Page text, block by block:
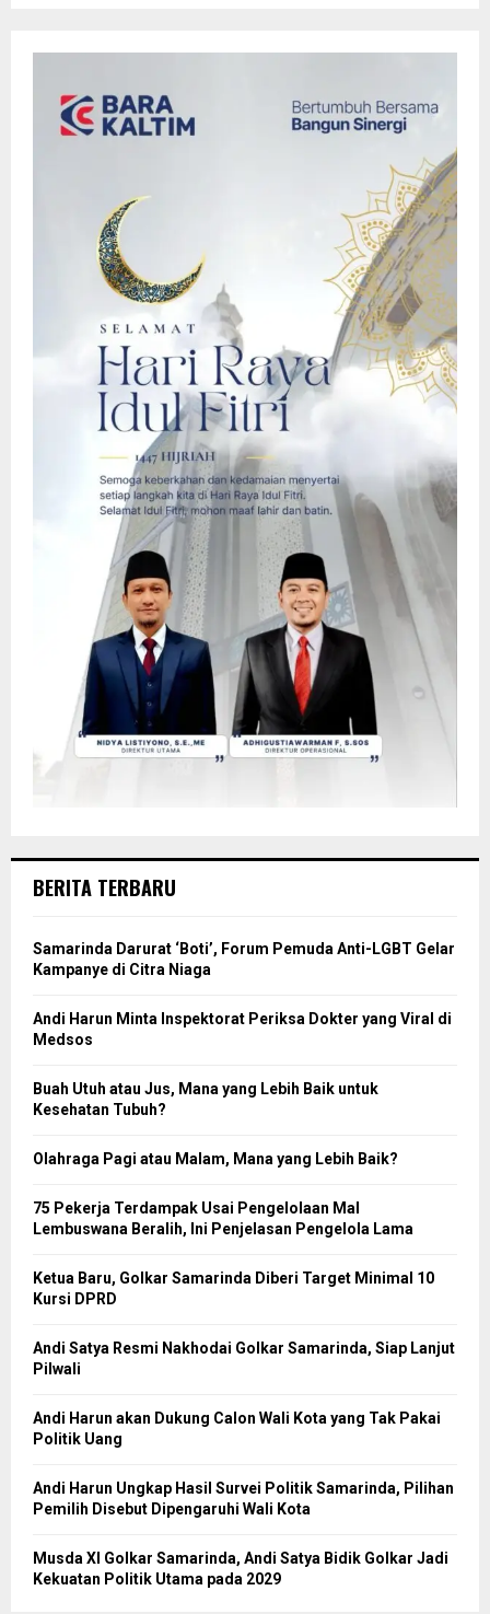
BERITA TERBARU
Samarinda Darurat ‘Boti’, Forum Pemuda Anti-LGBT Gelar
Kampanye di Citra Niaga
Andi Harun Minta Inspektorat Periksa Dokter yang Viral di
Medsos
Buah Utuh atau Jus, Mana yang Lebih Baik untuk
Kesehatan Tubuh?
Olahraga Pagi atau Malam, Mana yang Lebih Baik?
75 Pekerja Terdampak Usai Pengelolaan Mal
Lembuswana Beralih, Ini Penjelasan Pengelola Lama
Ketua Baru, Golkar Samarinda Diberi Target Minimal 10
Kursi DPRD
Andi Satya Resmi Nakhodai Golkar Samarinda, Siap Lanjut
Pilwali
Andi Harun akan Dukung Calon Wali Kota yang Tak Pakai
Politik Uang
Andi Harun Ungkap Hasil Survei Politik Samarinda, Pilihan
Pemilih Disebut Dipengaruhi Wali Kota
Musda XI Golkar Samarinda, Andi Satya Bidik Golkar Jadi
Kekuatan Politik Utama pada 2029